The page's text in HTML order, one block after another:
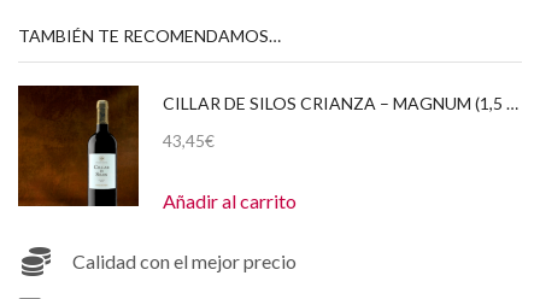
TAMBIÉN TE RECOMENDAMOS…
CILLAR DE SILOS CRIANZA – MAGNUM (1,5 LITROS) 2018 CAJA DE CARTÓN
43,45€
Añadir al carrito
Calidad con el mejor precio